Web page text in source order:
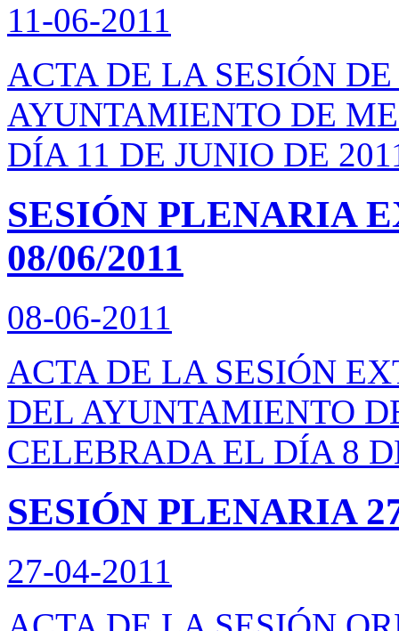
11-06-2011
ACTA DE LA SESIÓN
AYUNTAMIENTO DE
DÍA 11 DE JUNIO DE
SESIÓN PLENARIA
08/06/2011
08-06-2011
ACTA DE LA SESIÓN
DEL AYUNTAMIENTO
CELEBRADA EL DÍA 8
SESIÓN PLENARIA
27-04-2011